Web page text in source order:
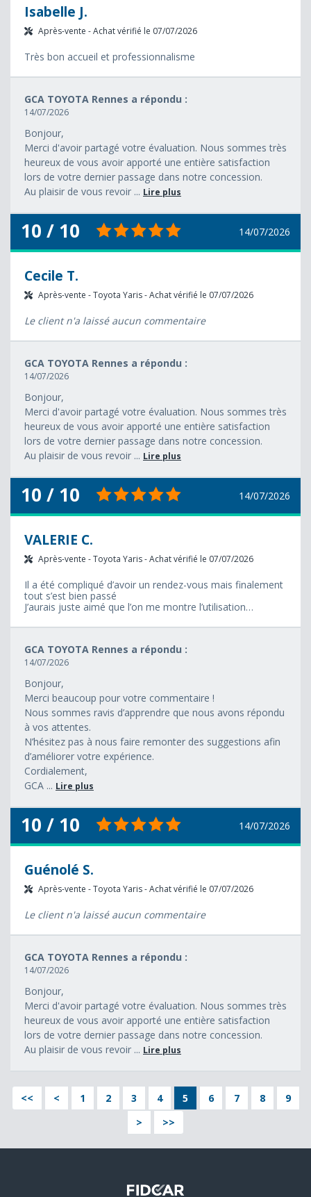
Isabelle J.
Après-vente - Achat vérifié le 07/07/2026
Très bon accueil et professionnalisme
GCA TOYOTA Rennes a répondu :
14/07/2026
Bonjour,
Merci d'avoir partagé votre évaluation. Nous sommes très
heureux de vous avoir apporté une entière satisfaction
lors de votre dernier passage dans notre concession.
Au plaisir de vous revoir ... Lire plus
10 / 10 14/07/2026
Cecile T.
Après-vente - Toyota Yaris - Achat vérifié le 07/07/2026
Le client n'a laissé aucun commentaire
GCA TOYOTA Rennes a répondu :
14/07/2026
Bonjour,
Merci d'avoir partagé votre évaluation. Nous sommes très
heureux de vous avoir apporté une entière satisfaction
lors de votre dernier passage dans notre concession.
Au plaisir de vous revoir ... Lire plus
10 / 10 14/07/2026
VALERIE C.
Après-vente - Toyota Yaris - Achat vérifié le 07/07/2026
Il a été compliqué d’avoir un rendez-vous mais finalement
tout s’est bien passé
J’aurais juste aimé que l’on me montre l’utilisation…
GCA TOYOTA Rennes a répondu :
14/07/2026
Bonjour,
Merci beaucoup pour votre commentaire !
Nous sommes ravis d’apprendre que nous avons répondu
à vos attentes.
N’hésitez pas à nous faire remonter des suggestions afin
d’améliorer votre expérience.
Cordialement,
GCA ... Lire plus
10 / 10 14/07/2026
Guénolé S.
Après-vente - Toyota Yaris - Achat vérifié le 07/07/2026
Le client n'a laissé aucun commentaire
GCA TOYOTA Rennes a répondu :
14/07/2026
Bonjour,
Merci d'avoir partagé votre évaluation. Nous sommes très
heureux de vous avoir apporté une entière satisfaction
lors de votre dernier passage dans notre concession.
Au plaisir de vous revoir ... Lire plus
<< < 1 2 3 4 5 6 7 8
9
>
>>